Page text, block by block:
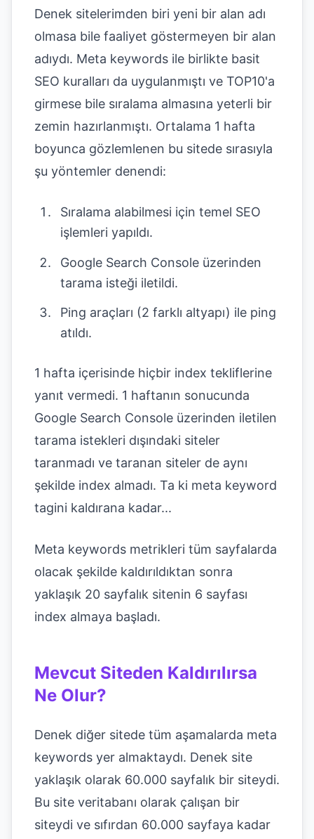
Denek sitelerimden biri yeni bir alan adı
olmasa bile faaliyet göstermeyen bir alan
adıydı. Meta keywords ile birlikte basit
SEO kuralları da uygulanmıştı ve TOP10'a
girmese bile sıralama almasına yeterli bir
zemin hazırlanmıştı. Ortalama 1 hafta
boyunca gözlemlenen bu sitede sırasıyla
şu yöntemler denendi:
Sıralama alabilmesi için temel SEO
işlemleri yapıldı.
Google Search Console üzerinden
tarama isteği iletildi.
Ping araçları (2 farklı altyapı) ile ping
atıldı.
1 hafta içerisinde hiçbir index tekliflerine
yanıt vermedi. 1 haftanın sonucunda
Google Search Console üzerinden iletilen
tarama istekleri dışındaki siteler
taranmadı ve taranan siteler de aynı
şekilde index almadı. Ta ki meta keyword
tagini kaldırana kadar...
Meta keywords metrikleri tüm sayfalarda
olacak şekilde kaldırıldıktan sonra
yaklaşık 20 sayfalık sitenin 6 sayfası
index almaya başladı.
Mevcut Siteden Kaldırılırsa
Ne Olur?
Denek diğer sitede tüm aşamalarda meta
keywords yer almaktaydı. Denek site
yaklaşık olarak 60.000 sayfalık bir siteydi.
Bu site veritabanı olarak çalışan bir
siteydi ve sıfırdan 60.000 sayfaya kadar